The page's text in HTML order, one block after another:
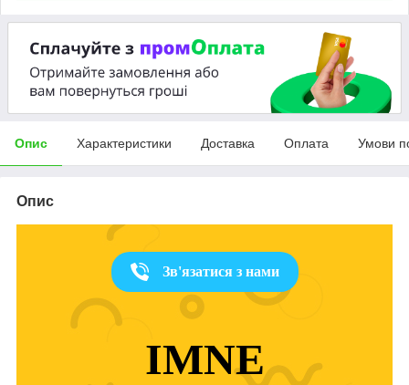
Опис Характеристики Доставка Оплата Умови
Опис
Зв'язатися з нами
IMNE